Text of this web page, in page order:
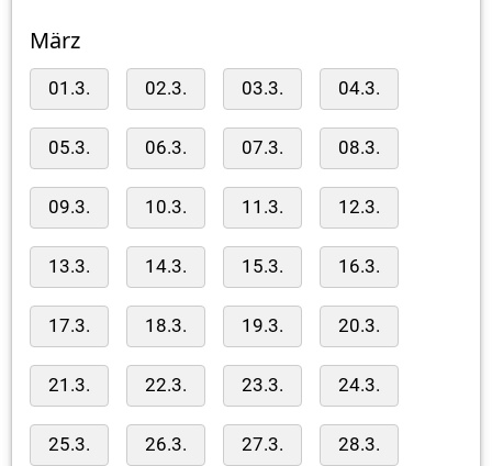
März
01.3. 02.3. 03.3. 04.3.
05.3. 06.3. 07.3. 08.3.
09.3. 10.3. 11.3. 12.3.
13.3. 14.3. 15.3. 16.3.
17.3. 18.3. 19.3. 20.3.
21.3. 22.3. 23.3. 24.3.
25.3. 26.3. 27.3. 28.3.